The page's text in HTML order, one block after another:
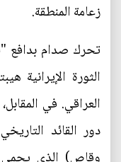
زعامة المنطقة.
تحرك صدام بدافع
الثورة
العراقي. في
دور القائد